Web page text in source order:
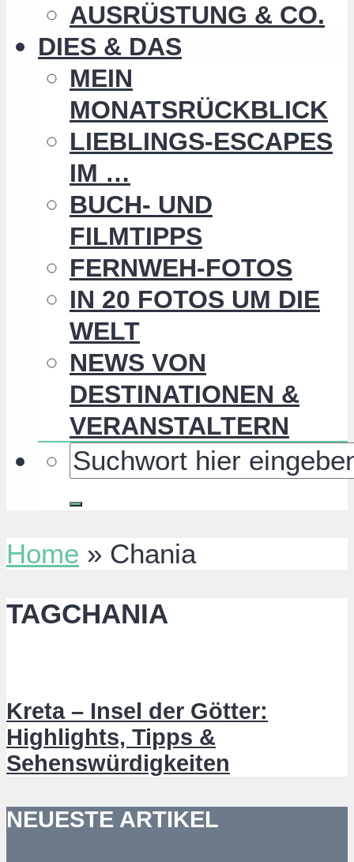
AUSRÜSTUNG & CO.
DIES & DAS
MEIN
MONATSRÜCKBLICK
LIEBLINGS-ESCAPES
IM …
BUCH- UND
FILMTIPPS
FERNWEH-FOTOS
IN 20 FOTOS UM DIE
WELT
NEWS VON
DESTINATIONEN &
VERANSTALTERN
Home » Chania
TAGCHANIA
Kreta – Insel der Götter:
Highlights, Tipps &
Sehenswürdigkeiten
NEUESTE ARTIKEL